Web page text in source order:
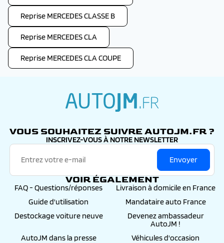
Reprise MERCEDES CLASSE B
Reprise MERCEDES CLA
Reprise MERCEDES CLA COUPE
VOUS SOUHAITEZ SUIVRE AUTOJM.FR ?
INSCRIVEZ-VOUS À NOTRE NEWSLETTER
Envoyer
VOIR ÉGALEMENT
FAQ - Questions/réponses
Livraison à domicile en France
Guide d'utilisation
Mandataire auto France
Destockage voiture neuve
Devenez ambassadeur
AutoJM !
AutoJM dans la presse
Véhicules d'occasion